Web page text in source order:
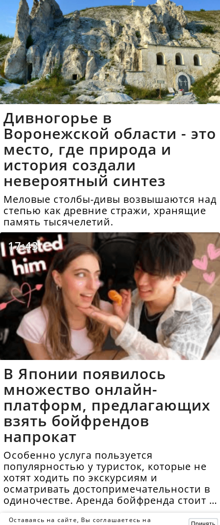
Дивногорье в
Воронежской области - это
место, где природа и
история создали
невероятный синтез
Меловые столбы-дивы возвышаются над
степью как древние стражи, хранящие
память тысячелетий.
17:43
В Японии появилось
множество онлайн-
платформ, предлагающих
взять бойфрендов
напрокат
Особенно услуга пользуется
популярностью у туристок, которые не
хотят ходить по экскурсиям и
осматривать достопримечательности в
одиночестве. Аренда бойфренда стоит в
Оставаясь на сайте, Вы соглашаетесь на